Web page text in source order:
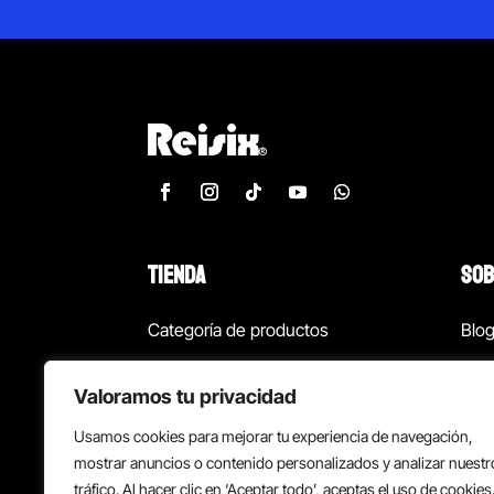
Valoramos tu privacidad
Usamos cookies para mejorar tu experiencia de navegación,
mostrar anuncios o contenido personalizados y analizar
tráfico. Al hacer clic en ‘Aceptar todo’, aceptas el uso de cookies.
TIENDA
Categoría de productos
¡Las mejores ofertas!
Back to school
Blog